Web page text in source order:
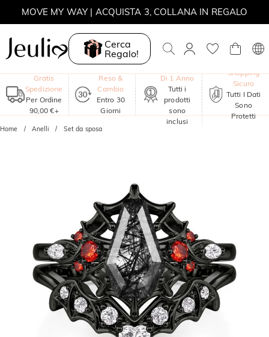
MOVE MY WAY | ACQUISTA 3, COLLANA IN REGALO
Cerca
Regalo!
Gratis
Spedizione
Per Ordine
90,00 €+
Reso &
Cambio
Entro 30
Giorni
Di 1 Anno
Tutti i
prodotti
sono
inclusi
Shopping
Sicuro
Tutti I Dati
Sono
Protetti
Home Anelli Set da sposa